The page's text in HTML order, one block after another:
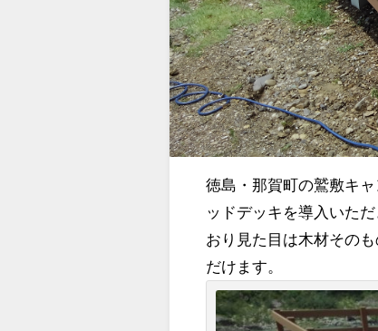
徳島・那賀町の鷲敷キ
ッドデッキを導入いた
おり見た目は木材その
だけます。